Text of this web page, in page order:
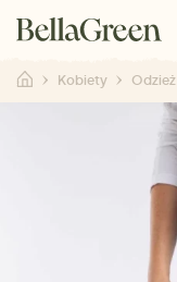
Kobiety Odzież